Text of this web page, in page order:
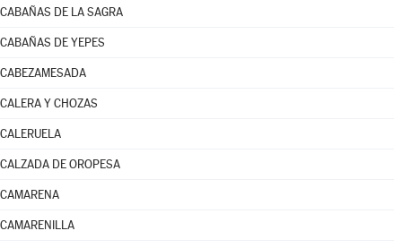
CABAÑAS DE LA SAGRA
CABAÑAS DE YEPES
CABEZAMESADA
CALERA Y CHOZAS
CALERUELA
CALZADA DE OROPESA
CAMARENA
CAMARENILLA